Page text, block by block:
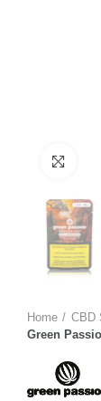
Home CBD
Green